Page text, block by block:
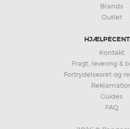
Brands
Outlet
Kontakt
Fragt, levering &
Fortrydelsesret og
Guides
FAQ